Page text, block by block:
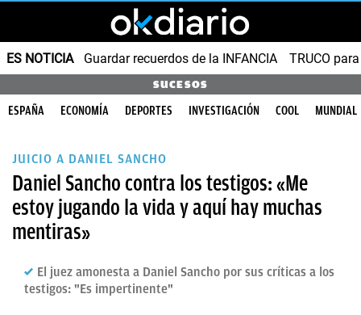
ES NOTICIA Guardar recuerdos de la INFANCIA TRUCO
SUCESOS
ESPAÑA ECONOMÍA DEPORTES INVESTIGACIÓN COOL MUNDIAL
JUICIO A DANIEL SANCHO
Daniel Sancho contra los testigos: «Me
estoy jugando la vida y aquí hay muchas
mentiras»
El juez amonesta a Daniel Sancho por sus críticas a los
testigos: "Es impertinente"